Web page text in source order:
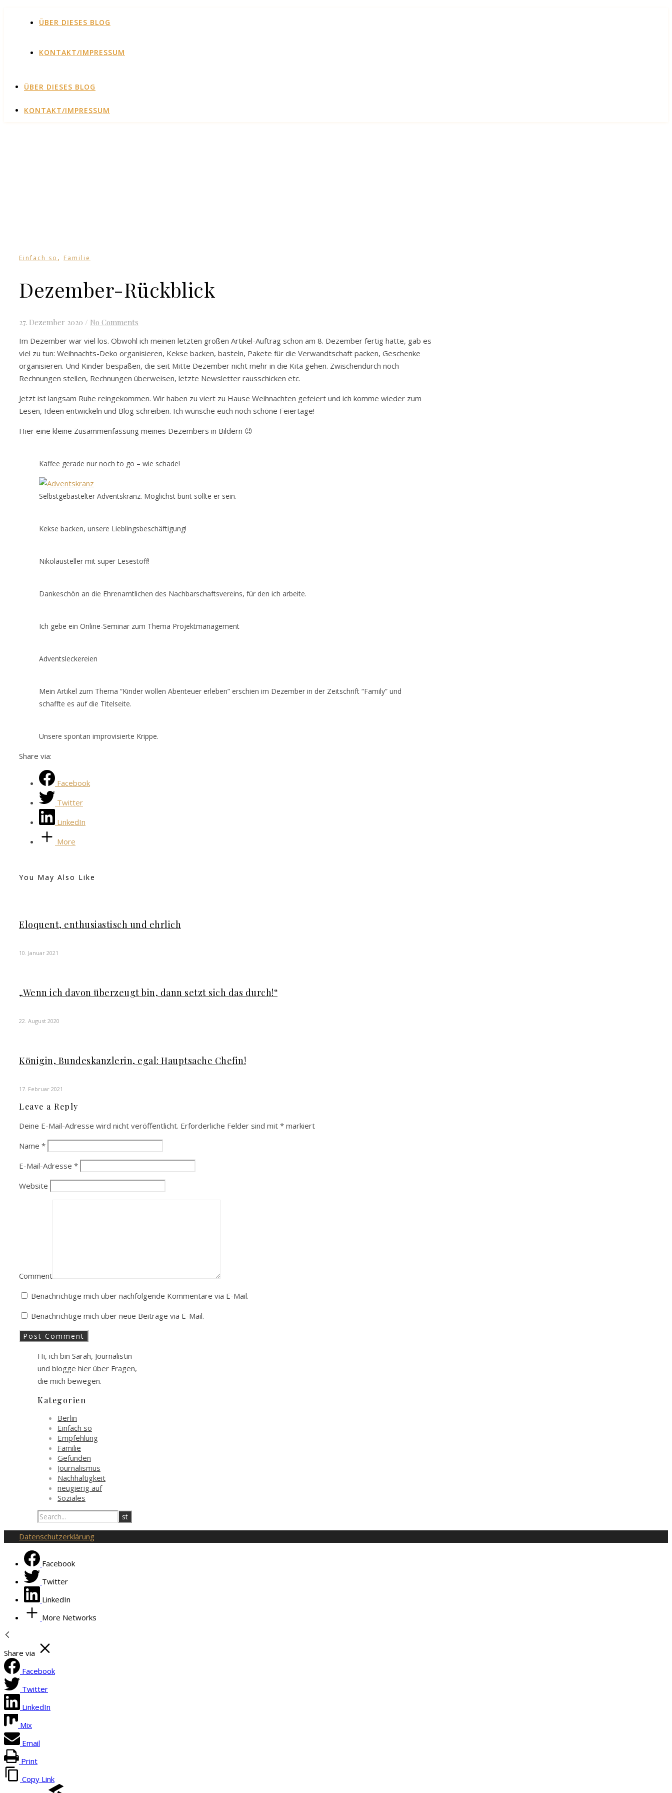
ÜBER DIESES BLOG
KONTAKT/IMPRESSUM
ÜBER DIESES BLOG
KONTAKT/IMPRESSUM
Einfach so , Familie
Dezember-Rückblick
27. Dezember 2020 / No Comments
Im Dezember war viel los. Obwohl ich meinen letzten großen Artikel-Auftrag schon am 8. Dezember fertig hatte, gab es
viel zu tun: Weihnachts-Deko organisieren, Kekse backen, basteln, Pakete für die Verwandtschaft packen, Geschenke
organisieren. Und Kinder bespaßen, die seit Mitte Dezember nicht mehr in die Kita gehen. Zwischendurch noch
Rechnungen stellen, Rechnungen überweisen, letzte Newsletter rausschicken etc.
Jetzt ist langsam Ruhe reingekommen. Wir haben zu viert zu Hause Weihnachten gefeiert und ich komme wieder zum
Lesen, Ideen entwickeln und Blog schreiben. Ich wünsche euch noch schöne Feiertage!
Hier eine kleine Zusammenfassung meines Dezembers in Bildern 😉
Kaffee gerade nur noch to go – wie schade!
Selbstgebastelter Adventskranz. Möglichst bunt sollte er sein.
Kekse backen, unsere Lieblingsbeschäftigung!
Nikolausteller mit super Lesestoff!
Dankeschön an die Ehrenamtlichen des Nachbarschaftsvereins, für den ich arbeite.
Ich gebe ein Online-Seminar zum Thema Projektmanagement
Adventsleckereien
Mein Artikel zum Thema “Kinder wollen Abenteuer erleben” erschien im Dezember in der Zeitschrift “Family” und
schaffte es auf die Titelseite.
Unsere spontan improvisierte Krippe.
Share via:
Facebook
Twitter
LinkedIn
More
You May Also Like
Eloquent, enthusiastisch und ehrlich
10. Januar 2021
„Wenn ich davon überzeugt bin, dann setzt sich das durch!“
22. August 2020
Königin, Bundeskanzlerin, egal: Hauptsache Chefin!
17. Februar 2021
Leave a Reply
Deine E-Mail-Adresse wird nicht veröffentlicht. Erforderliche Felder sind mit * markiert
Name *
E-Mail-Adresse *
Website
Comment
Benachrichtige mich über nachfolgende Kommentare via E-Mail.
Benachrichtige mich über neue Beiträge via E-Mail.
Hi, ich bin Sarah, Journalistin
und blogge hier über Fragen,
die mich bewegen.
Kategorien
Berlin
Einfach so
Empfehlung
Familie
Gefunden
Journalismus
Nachhaltigkeit
neugierig auf
Soziales
Datenschutzerklärung
Facebook
Twitter
LinkedIn
More Networks
Share via
Facebook
Twitter
LinkedIn
Mix
Email
Print
Copy Link